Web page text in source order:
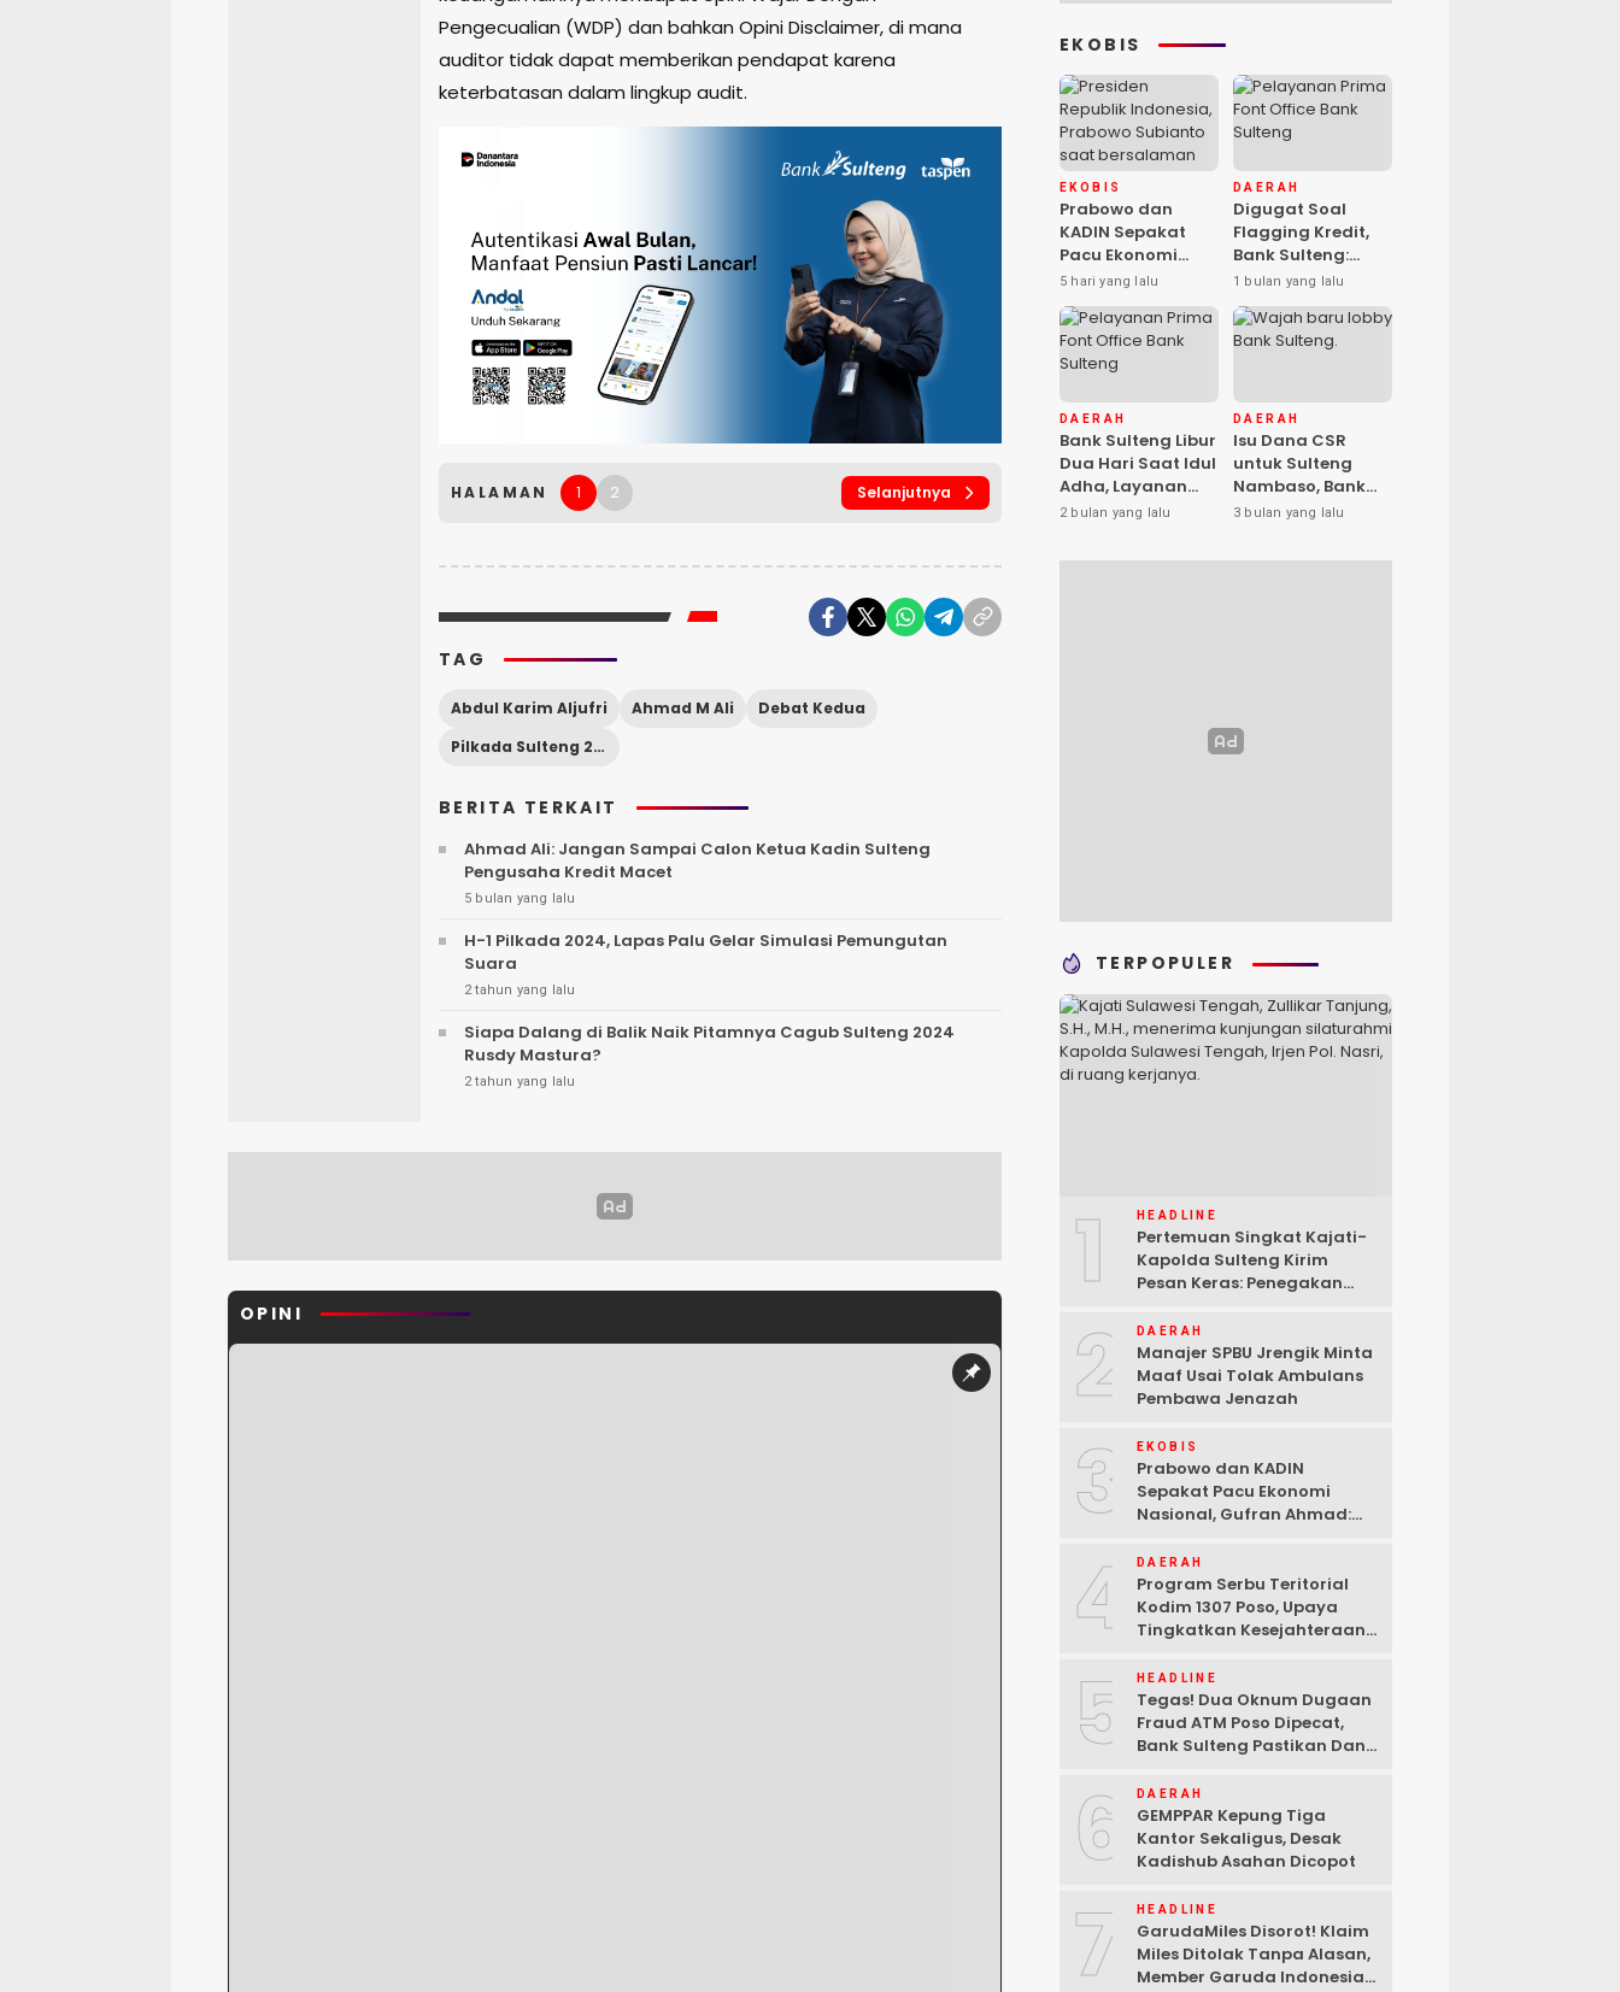
Pengecualian (WDP) dan bahkan Opini Disclaimer, di mana
auditor tidak dapat memberikan pendapat karena
keterbatasan dalam lingkup audit.
HALAMAN 1 2 Selanjutnya
TAG
Abdul Karim Aljufri Ahmad M Ali
Debat Kedua
Pilkada Sulteng 2024
BERITA TERKAIT
Ahmad Ali: Jangan Sampai Calon Ketua Kadin Sulteng
Pengusaha Kredit Macet
5 bulan yang lalu
H-1 Pilkada 2024, Lapas Palu Gelar Simulasi Pemungutan
Suara
2 tahun yang lalu
Siapa Dalang di Balik Naik Pitamnya Cagub Sulteng 2024
Rusdy Mastura?
2 tahun yang lalu
OPINI
EKOBIS
EKOBIS
Prabowo dan
KADIN Sepakat
Pacu Ekonomi
Nasional, Gufran
Ahmad: Sulteng
Siap Ambil Peran
5 hari yang lalu
DAERAH
Digugat Soal
Flagging Kredit,
Bank Sulteng:
Kebijakan Berlaku
untuk Seluruh
Debitur ASN
1 bulan yang lalu
DAERAH
Bank Sulteng Libur
Dua Hari Saat Idul
Adha, Layanan
Kas Kembali
2 bulan yang lalu
DAERAH
Isu Dana CSR
untuk Sulteng
Nambaso, Bank
Sulteng Tegas
3 bulan yang lalu
TERPOPULER
1 HEADLINE
Pertemuan Singkat Kajati-
Kapolda Sulteng Kirim
Pesan Keras: Penegakan
2 DAERAH
Manajer SPBU Jrengik Minta
Maaf Usai Tolak Ambulans
Pembawa Jenazah
3 EKOBIS
Prabowo dan KADIN
Sepakat Pacu Ekonomi
Nasional, Gufran Ahmad:
4 DAERAH
Program Serbu Teritorial
Kodim 1307 Poso, Upaya
Tingkatkan Kesejahteraan
5 HEADLINE
Tegas! Dua Oknum Dugaan
Fraud ATM Poso Dipecat,
Bank Sulteng Pastikan Dana
6 DAERAH
GEMPPAR Kepung Tiga
Kantor Sekaligus, Desak
Kadishub Asahan Dicopot
7 HEADLINE
GarudaMiles Disorot! Klaim
Miles Ditolak Tanpa Alasan,
Member Garuda Indonesia